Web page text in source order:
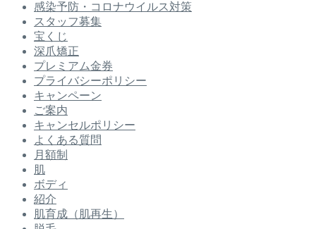
感染予防・コロナウイルス対策
スタッフ募集
宝くじ
深爪矯正
プレミアム金券
プライバシーポリシー
キャンペーン
ご案内
キャンセルポリシー
よくある質問
月額制
肌
ボディ
紹介
肌育成（肌再生）